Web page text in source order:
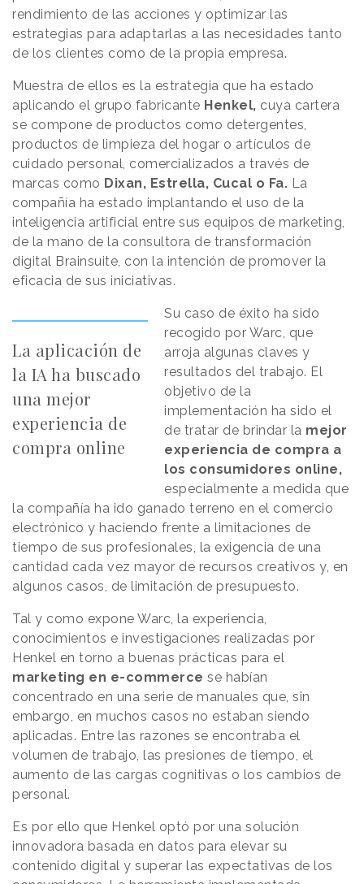
rendimiento de las acciones y optimizar las
estrategias para adaptarlas a las necesidades tanto
de los clientes como de la propia empresa.
Muestra de ellos es la estrategia que ha estado
aplicando el grupo fabricante Henkel, cuya cartera
se compone de productos como detergentes,
productos de limpieza del hogar o artículos de
cuidado personal, comercializados a través de
marcas como Dixan, Estrella, Cucal o Fa. La
compañía ha estado implantando el uso de la
inteligencia artificial entre sus equipos de marketing,
de la mano de la consultora de transformación
digital Brainsuite, con la intención de promover la
eficacia de sus iniciativas.
La aplicación de
la IA ha buscado
una mejor
experiencia de
compra online
Su caso de éxito ha sido
recogido por Warc, que
arroja algunas claves y
resultados del trabajo. El
objetivo de la
implementación ha sido el
de tratar de brindar la mejor
experiencia de compra a
los consumidores online,
especialmente a medida que
la compañía ha ido ganado terreno en el comercio
electrónico y haciendo frente a limitaciones de
tiempo de sus profesionales, la exigencia de una
cantidad cada vez mayor de recursos creativos y, en
algunos casos, de limitación de presupuesto.
Tal y como expone Warc, la experiencia,
conocimientos e investigaciones realizadas por
Henkel en torno a buenas prácticas para el
marketing en e-commerce se habían
concentrado en una serie de manuales que, sin
embargo, en muchos casos no estaban siendo
aplicadas. Entre las razones se encontraba el
volumen de trabajo, las presiones de tiempo, el
aumento de las cargas cognitivas o los cambios de
personal.
Es por ello que Henkel optó por una solución
innovadora basada en datos para elevar su
contenido digital y superar las expectativas de los